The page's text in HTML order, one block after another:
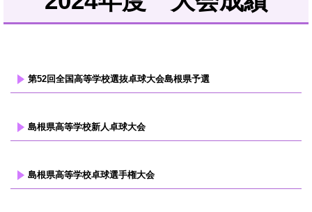
第52回全国高等学校選抜卓球大会島根県予選
島根県高等学校新人卓球大会
島根県高等学校卓球選手権大会